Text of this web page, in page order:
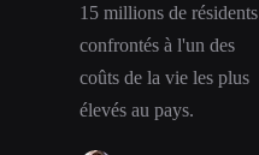
15 millions de résidents
confrontés à l'un des
coûts de la vie les plus
élevés au pays.